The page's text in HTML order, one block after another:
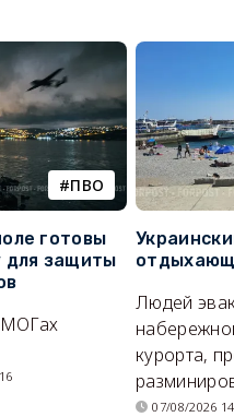
ПВО
готовы
для защиты
МОГах
Людей
курорта,
07/08/2026